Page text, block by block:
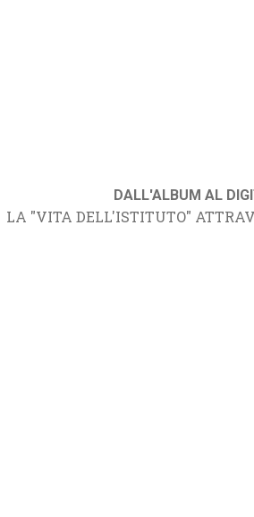
DALL'ALBUM AL
LA "VITA DELL'ISTITUTO"